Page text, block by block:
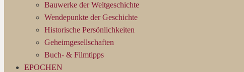
Bauwerke der Weltgeschichte
Wendepunkte der Geschichte
Historische Persönlichkeiten
Geheimgesellschaften
Buch- & Filmtipps
EPOCHEN